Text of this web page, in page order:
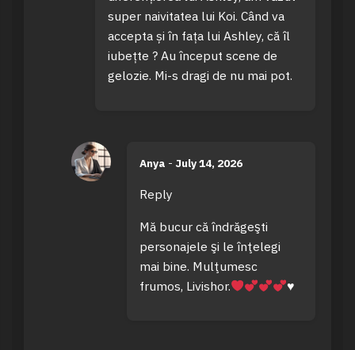
super naivitatea lui Koi. Când va
accepta și în fața lui Ashley, că îl
iubețte ? Au început scene de
gelozie. Mi-s dragi de nu mai pot.
Anya - July 14, 2026
Reply
Mă bucur că îndrăgeşti
personajele şi le înţelegi
mai bine. Mulţumesc
frumos, Livishor.
♥️